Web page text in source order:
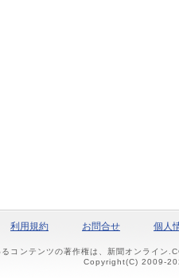
利用規約 お問合せ 個人
コンテンツの著作権は、新聞オンライン
Copyright(C) 2009-